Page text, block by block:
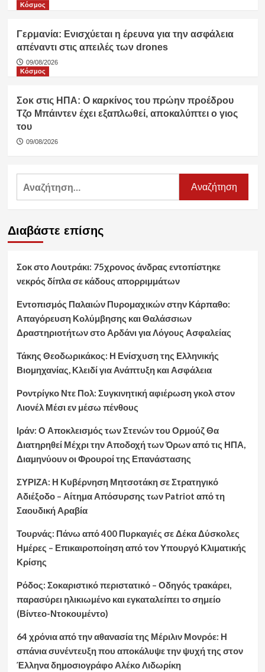
Κόσμος
Γερμανία: Ενισχύεται η έρευνα για την ασφάλεια
απέναντι στις απειλές των drones
09/08/2026
Κόσμος
Σοκ στις ΗΠΑ: Ο καρκίνος του πρώην προέδρου
Τζο Μπάιντεν έχει εξαπλωθεί, αποκαλύπτει ο γιος
του
09/08/2026
Διαβάστε επίσης
Σοκ στο Λουτράκι: 75χρονος άνδρας εντοπίστηκε
νεκρός δίπλα σε κάδους απορριμμάτων
Εντοπισμός Παλαιών Πυρομαχικών στην Κάρπαθο:
Απαγόρευση Κολύμβησης και Θαλάσσιων
Δραστηριοτήτων στο Αρδάνι για Λόγους Ασφαλείας
Τάκης Θεοδωρικάκος: Η Ενίσχυση της Ελληνικής
Βιομηχανίας, Κλειδί για Ανάπτυξη και Ασφάλεια
Ροντρίγκο Ντε Πολ: Συγκινητική αφιέρωση γκολ στον
Λιονέλ Μέσι εν μέσω πένθους
Ιράν: Ο Αποκλεισμός των Στενών του Ορμούζ Θα
Διατηρηθεί Μέχρι την Αποδοχή των Όρων από τις ΗΠΑ,
Διαμηνύουν οι Φρουροί της Επανάστασης
ΣΥΡΙΖΑ: Η Κυβέρνηση Μητσοτάκη σε Στρατηγικό
Αδιέξοδο – Αίτημα Απόσυρσης των Patriot από τη
Σαουδική Αραβία
Τουρνάς: Πάνω από 400 Πυρκαγιές σε Δέκα Δύσκολες
Ημέρες – Επικαιροποίηση από τον Υπουργό Κλιματικής
Κρίσης
Ρόδος: Σοκαριστικό περιστατικό – Οδηγός τρακάρει,
παρασύρει ηλικιωμένο και εγκαταλείπει το σημείο
(Βίντεο-Ντοκουμέντο)
64 χρόνια από την αθανασία της Μέριλιν Μονρόε: Η
σπάνια συνέντευξη που αποκάλυψε την ψυχή της στον
Έλληνα δημοσιογράφο Αλέκο Λιδωρίκη